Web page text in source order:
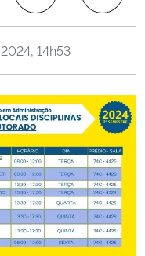
14h53